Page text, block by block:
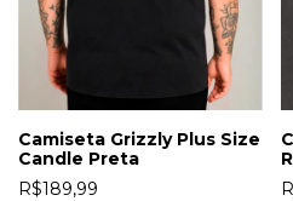
Camiseta Grizzly Plus Size
Candle Preta
R$189,99